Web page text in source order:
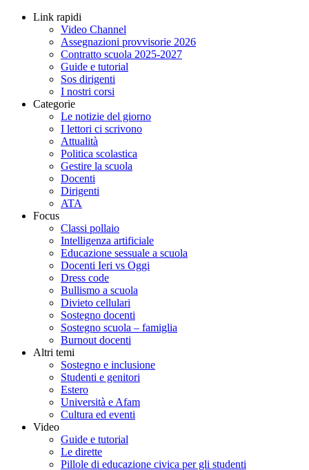
Link rapidi
Video Channel
Assegnazioni provvisorie 2026
Contratto scuola 2025-2027
Guide e tutorial
Sos dirigenti
I nostri corsi
Categorie
Le notizie del giorno
I lettori ci scrivono
Attualità
Politica scolastica
Gestire la scuola
Docenti
Dirigenti
ATA
Focus
Classi pollaio
Intelligenza artificiale
Educazione sessuale a scuola
Docenti Ieri vs Oggi
Dress code
Bullismo a scuola
Divieto cellulari
Sostegno docenti
Sostegno scuola – famiglia
Burnout docenti
Altri temi
Sostegno e inclusione
Studenti e genitori
Estero
Università e Afam
Cultura ed eventi
Video
Guide e tutorial
Le dirette
Pillole di educazione civica per gli studenti